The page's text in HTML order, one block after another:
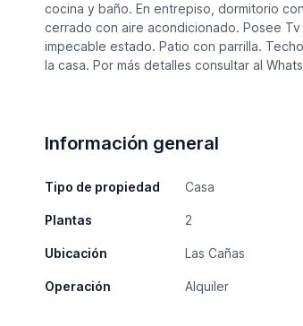
cocina y baño. En entrepiso, dormitorio
cerrado con aire acondicionado. Posee
impecable estado. Patio con parrilla.
la casa. Por más detalles consultar al
Información general
Tipo de propiedad Casa
Plantas 2
Ubicación Las Cañas
Operación Alquiler